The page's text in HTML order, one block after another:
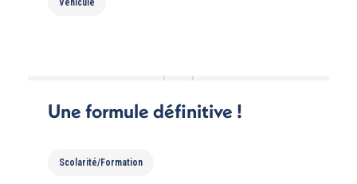
Une formule définitive !
Scolarité/Formation